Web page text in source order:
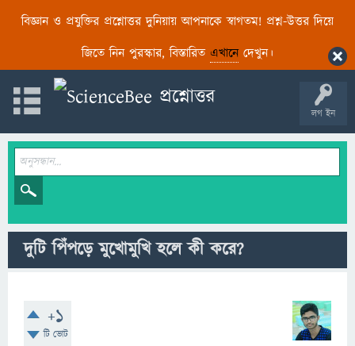
বিজ্ঞান ও প্রযুক্তির প্রশ্নোত্তর দুনিয়ায় আপনাকে স্বাগতম! প্রশ্ন-উত্তর দিয়ে
জিতে নিন পুরস্কার, বিস্তারিত এখানেদেখুন।
লগ ইন
দুটি পিঁপড়ে মুখোমুখি হলে কী করে?
+1
টি ভোট